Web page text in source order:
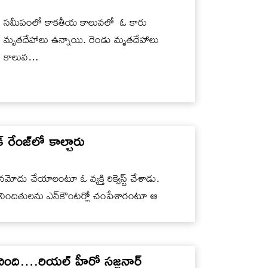
సమీపంలో కాకతీయ కాలువలో ఓ కారు
మృతదేహాలు ఉన్నాయి. రెండు మృతదేహాలు
కాలువ…
రేంజ్‌లో కాల్చారు
చేయాలంటూ ఓ వ్యక్తి రిక్వెస్ట్ చేశాడు.
ఎన్‌కౌంటర్లో చంపేశారంటూ ఆ
హీరో సజ్జనార్